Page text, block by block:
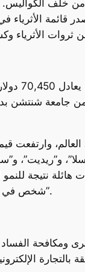
قائمة
من جامعة
وارتفعت
شخص في الصين، حيث تعزى معظم ثروته إلى حصته في شركة “تينسنت”.
ومكافحة